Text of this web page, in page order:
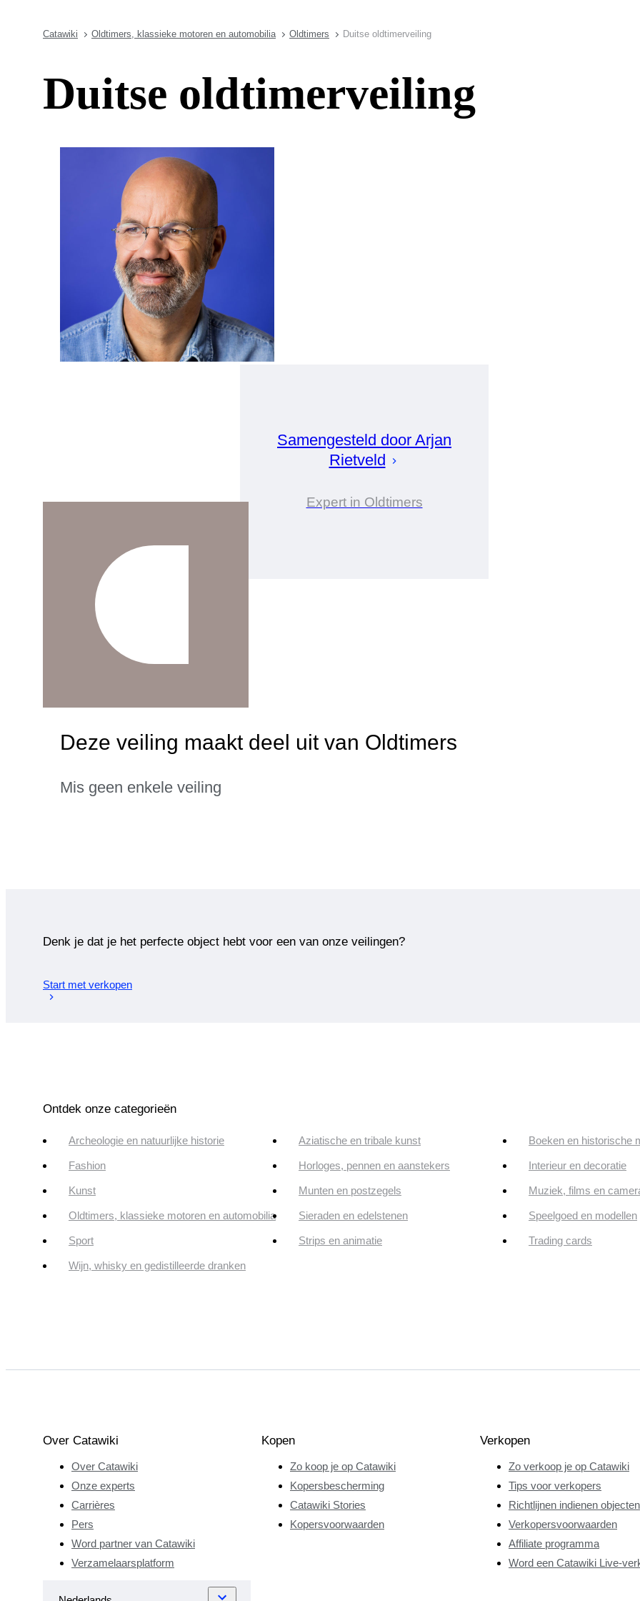
Catawiki Oldtimers, klassieke motoren en automobilia Oldtimers Duitse oldtimerveiling
Duitse oldtimerveiling
Samengesteld door Arjan
Rietveld
Expert in Oldtimers
Deze veiling maakt deel uit van Oldtimers
Mis geen enkele veiling
Denk je dat je het perfecte object hebt voor een van onze veilingen?
Start met verkopen
Ontdek onze categorieën
Archeologie en natuurlijke historie Aziatische en tribale kunst Boeken en historische
Fashion Horloges, pennen en aanstekers Interieur en decoratie
Kunst Munten en postzegels Muziek, films en
Oldtimers, klassieke motoren en automobilia Sieraden en edelstenen Speelgoed en modellen
Sport Strips en animatie Trading cards
Wijn, whisky en gedistilleerde dranken
Over Catawiki
Over Catawiki
Onze experts
Carrières
Pers
Word partner van Catawiki
Verzamelaarsplatform
Kopen
Zo koop je op Catawiki
Kopersbescherming
Catawiki Stories
Kopersvoorwaarden
Verkopen
Zo verkoop je op Catawiki
Tips voor verkopers
Richtlijnen indienen objecten
Verkopersvoorwaarden
Affiliate programma
Word een Catawiki Live-